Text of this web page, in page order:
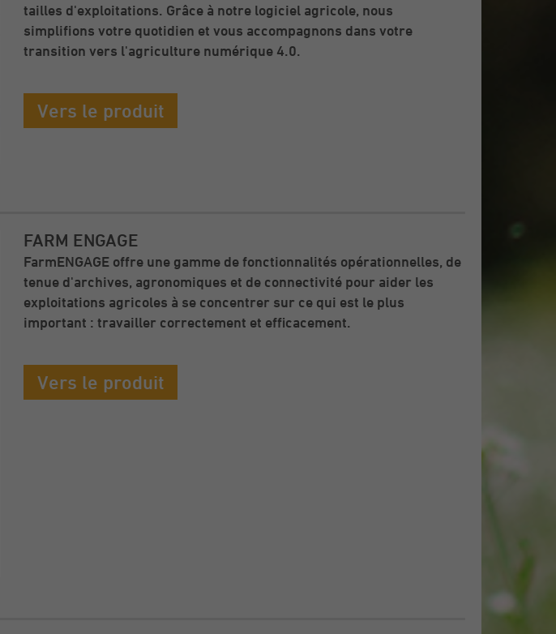
tailles d'exploitations. Grâce à notre logiciel agricole, nous
simplifions votre quotidien et vous accompagnons dans votre
transition vers l'agriculture numérique 4.0.
Vers le produit
FARM ENGAGE
FarmENGAGE offre une gamme de fonctionnalités opérationnelles, de
tenue d'archives, agronomiques et de connectivité pour aider les
exploitations agricoles à se concentrer sur ce qui est le plus
important : travailler correctement et efficacement.
Vers le produit